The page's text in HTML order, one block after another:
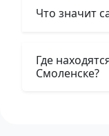
Что значит
Где
Смоленске?